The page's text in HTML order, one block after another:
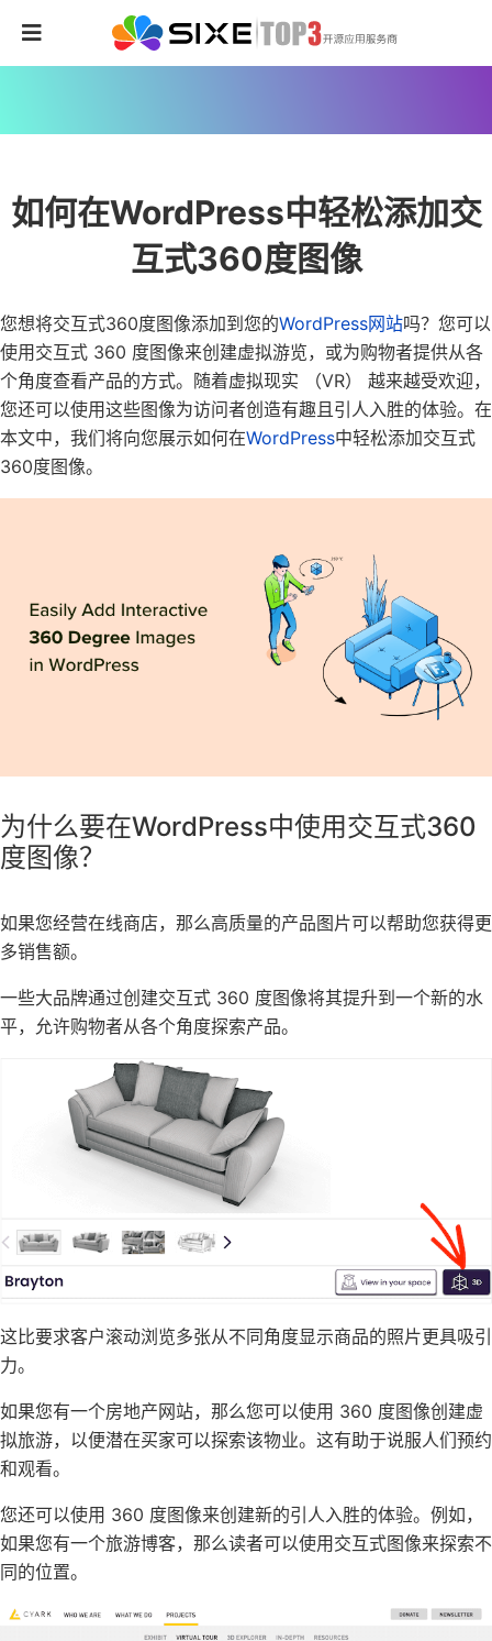
如何在WordPress中轻松添加交
互式360度图像
您想将交互式360度图像添加到您的WordPress网站吗？您可以
使用交互式 360 度图像来创建虚拟游览，或为购物者提供从各
个角度查看产品的方式。随着虚拟现实 （VR） 越来越受欢迎，
您还可以使用这些图像为访问者创造有趣且引人入胜的体验。在
本文中，我们将向您展示如何在WordPress中轻松添加交互式
360度图像。
为什么要在WordPress中使用交互式360
度图像？
如果您经营在线商店，那么高质量的产品图片可以帮助您获得更
多销售额。
一些大品牌通过创建交互式 360 度图像将其提升到一个新的水
平，允许购物者从各个角度探索产品。
这比要求客户滚动浏览多张从不同角度显示商品的照片更具吸引
力。
如果您有一个房地产网站，那么您可以使用 360 度图像创建虚
拟旅游，以便潜在买家可以探索该物业。这有助于说服人们预约
和观看。
您还可以使用 360 度图像来创建新的引人入胜的体验。例如，
如果您有一个旅游博客，那么读者可以使用交互式图像来探索不
同的位置。